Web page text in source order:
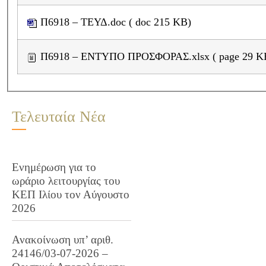
Π6918 – ΤΕΥΔ.doc ( doc 215 KB)
Π6918 – ΕΝΤΥΠΟ
Τελευταία Νέα
Ενημέρωση για το
ωράριο λειτουργίας του
ΚΕΠ Ιλίου τον Αύγουστο
2026
Ανακοίνωση υπ’ αριθ.
24146/03-07-2026 –